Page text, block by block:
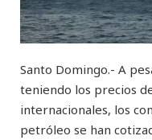
Santo Domingo.- A
teniendo los precios
internacionales, los
petróleo se han